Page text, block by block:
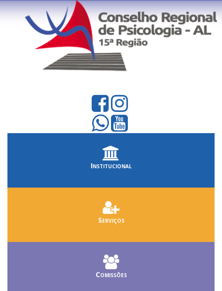
Institucional
Serviços
Comissões